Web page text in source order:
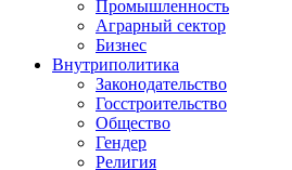
Промышленность
Аграрный сектор
Бизнес
Внутриполитика
Законодательство
Госстроительство
Общество
Гендер
Религия